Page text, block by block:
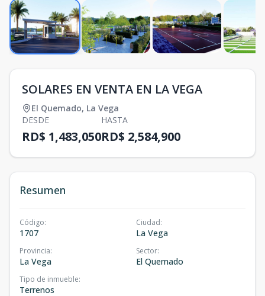
SOLARES EN VENTA EN LA VEGA
El Quemado, La Vega
DESDE
RD$ 1,483,050
HASTA
RD$ 2,584,900
Resumen
Código:
1707
Ciudad:
La Vega
Provincia:
La Vega
Sector:
El Quemado
Tipo de inmueble:
Terrenos